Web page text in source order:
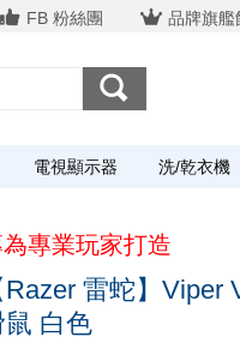
FB 粉絲團 品牌旗艦
電視顯示器 洗/乾衣機
專業玩家打造
Razer 雷蛇】
鼠 白色